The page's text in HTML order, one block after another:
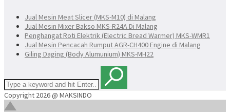
Jual Mesin Meat Slicer (MKS-M10) di Malang
Jual Mesin Mixer Bakso MKS-R24A Di Malang
Penghangat Roti Elektrik (Electric Bread Warmer) MKS-WMR1
Jual Mesin Pencacah Rumput AGR-CH400 Engine di Malang
Giling Daging (Body Alumunium) MKS-MH22
Copyright 2026 @ MAKSINDO